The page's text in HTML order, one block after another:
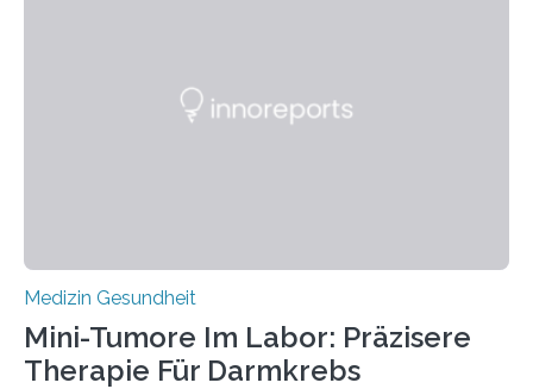
Medizin Gesundheit
Mini-Tumore Im Labor: Präzisere
Therapie Für Darmkrebs